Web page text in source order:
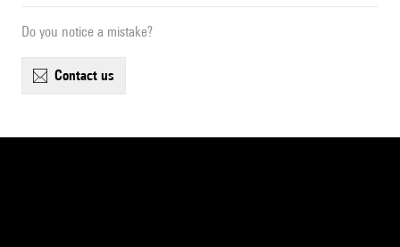
Do you notice a mistake?
contact us